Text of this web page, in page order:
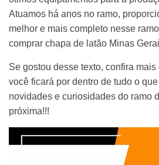
Atuamos há anos no ramo,
melhor e mais completo nesse
comprar chapa de latão Minas
Se gostou desse texto, confira mais
você ficará por dentro de tudo o
novidades e curiosidades do ramo
próxima!!!